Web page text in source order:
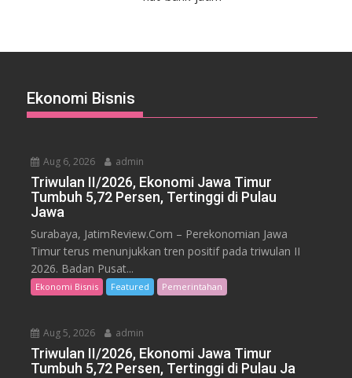
Ekonomi Bisnis
Aug 6, 2026 admin
Triwulan II/2026, Ekonomi Jawa Timur
Tumbuh 5,72 Persen, Tertinggi di Pulau
Jawa
Surabaya, JatimReview.Com – Perekonomian Jawa
Timur terus menunjukkan tren positif pada triwulan II
2026. Badan Pusat...
Ekonomi Bisnis Featured Pemerintahan
Aug 5, 2026 admin
Triwulan II/2026, Ekonomi Jawa Timur
Tumbuh 5,72 Persen, Tertinggi di Pulau Ja